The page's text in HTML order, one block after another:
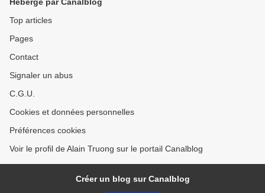
Top articles
Pages
Contact
Signaler un abus
C.G.U.
Cookies et données personnelles
Préférences cookies
Voir le profil de Alain Truong sur le portail Canalblog
Créer un blog sur Canalblog